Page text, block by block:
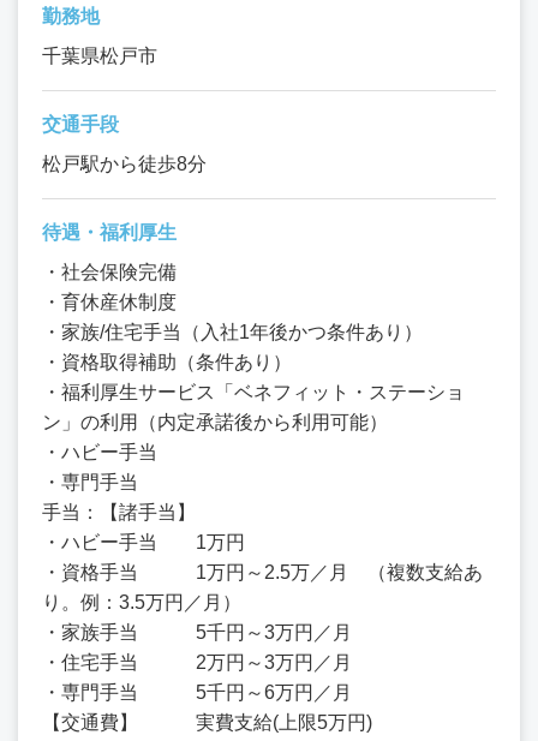
勤務地
千葉県松戸市
交通手段
松戸駅から徒歩8分
待遇・福利厚生
・社会保険完備
・育休産休制度
・家族/住宅手当（入社1年後かつ条件あり）
・資格取得補助（条件あり）
・福利厚生サービス「ベネフィット・ステーショ
ン」の利用（内定承諾後から利用可能）
・ハビー手当
・専門手当
手当：【諸手当】
・ハビー手当 1万円
・資格手当 1万円～2.5万／月 （複数支給あ
り。例：3.5万円／月）
・家族手当 5千円～3万円／月
・住宅手当 2万円～3万円／月
・専門手当 5千円～6万円／月
【交通費】 実費支給(上限5万円)